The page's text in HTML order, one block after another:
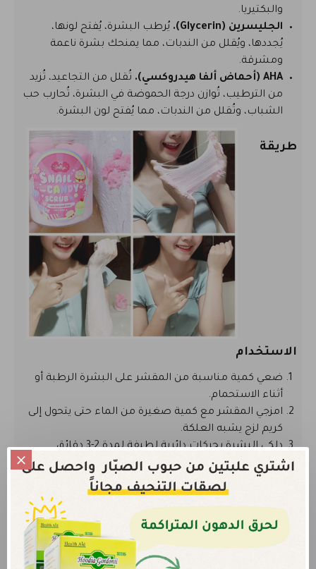
والبكتيريا.
الجليسرين (Glycerin).
يُرطب البشرة، يُفتح لونها،
يُجددها، ويُقلل من الندبات، مما يمنحك بشرة ناعمة
ومشرقة.
AHA (أحماض ألفا هيدروكسي).
تُقلل من التجاعيد، تُزيد
من الترطيب، تُوازن درجة الحموضة في البشرة، تُحارب حب
الشباب، وتُقلل من الندبات، مما يُفتح لون البشرة.
طريقة
الاستخدام
ضعي كمية مناسبة من المقشر على البشرة الرطبة أو
أثناء الاستحمام.
امزجي المقشر مع كمية صغيرة من الماء حتى يتحول إلى
كريم لزج يشبه العلكة.
دلكي البشرة بحركات دائرية لطيفة لمدة 2-3 دقائق.
اشطفي البشرة جيدًا بالماء الفاتر.
آراء الزبائن